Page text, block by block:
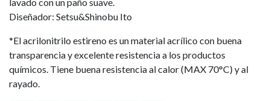
Diseñador: Setsu&Shinobu Ito
*El acrilonitrilo estireno es un material acrílico con buena
transparencia y excelente resistencia a los productos
químicos. Tiene buena resistencia al calor (MAX 70°C) y al
rayado.